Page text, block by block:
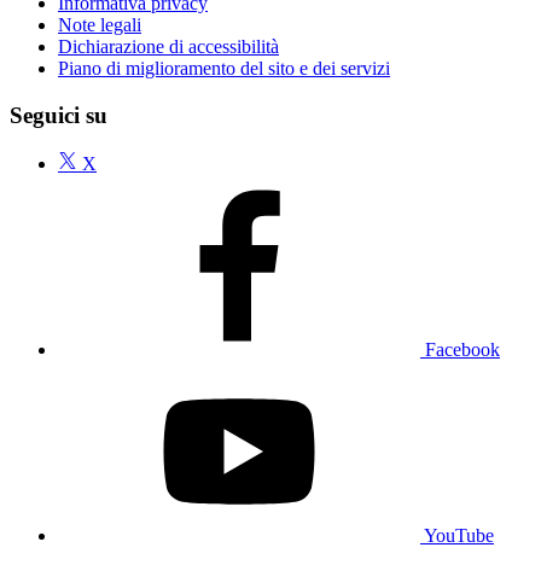
Note legali
Dichiarazione di accessibilità
Piano di miglioramento del sito e dei servizi
Seguici su
X
Facebook
YouTube